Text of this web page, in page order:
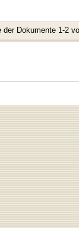
der Dokumente 1-2